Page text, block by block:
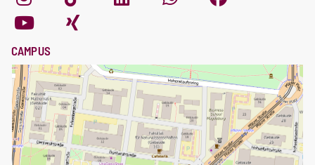
CAMPUS